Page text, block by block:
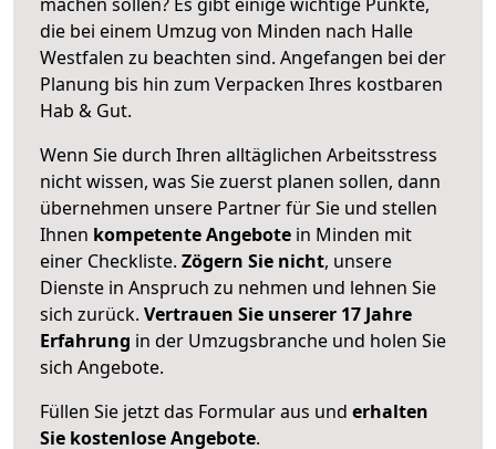
die bei einem Umzug von Minden nach Halle
Westfalen zu beachten sind. Angefangen bei der
Planung bis hin zum Verpacken Ihres kostbaren
Hab & Gut.
Wenn Sie durch Ihren alltäglichen Arbeitsstress
nicht wissen, was Sie zuerst planen sollen, dann
übernehmen unsere Partner für Sie und stellen
Ihnen kompetente Angebote in Minden mit
einer Checkliste. Zögern Sie nicht, unsere
Dienste in Anspruch zu nehmen und lehnen Sie
sich zurück. Vertrauen Sie unserer 17 Jahre
Erfahrung in der Umzugsbranche und holen Sie
sich Angebote.
Füllen Sie jetzt das Formular aus und erhalten
Sie kostenlose Angebote.